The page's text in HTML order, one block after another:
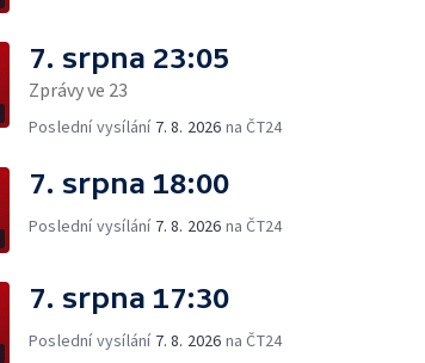
7. srpna 23:05
Zprávy ve 23
Poslední vysílání 7. 8. 2026 na ČT24
7. srpna 18:00
Poslední vysílání 7. 8. 2026 na ČT24
7. srpna 17:30
Poslední vysílání 7. 8. 2026 na ČT24